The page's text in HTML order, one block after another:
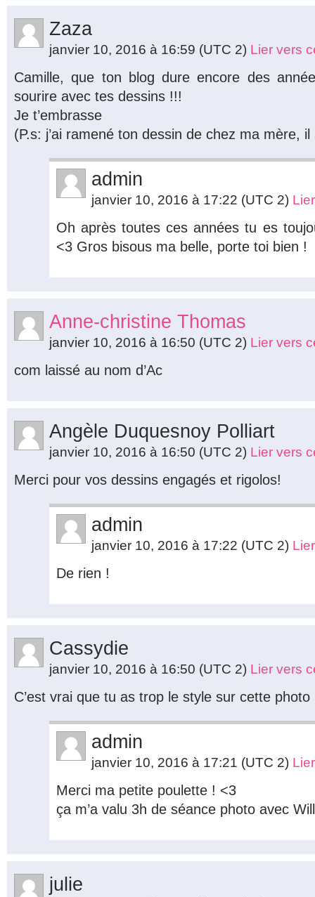
Zaza
janvier 10, 2016 à 16:59 (UTC 2) Lier vers
Camille, que ton blog dure encore des
sourire avec tes dessins !!!
Je t’embrasse
(P.s: j’ai ramené ton dessin de chez ma mère,
admin
janvier 10, 2016 à 17:22 (UTC 2)
Oh après toutes ces années tu es
<3 Gros bisous ma belle, porte toi bien !
Anne-christine Thomas
janvier 10, 2016 à 16:50 (UTC 2) Lier vers
com laissé au nom d’Ac
Angèle Duquesnoy Polliart
janvier 10, 2016 à 16:50 (UTC 2) Lier vers
Merci pour vos dessins engagés et rigolos!
admin
janvier 10, 2016 à 17:22 (UTC 2)
De rien !
Cassydie
janvier 10, 2016 à 16:50 (UTC 2) Lier vers
C’est vrai que tu as trop le style sur cette
admin
janvier 10, 2016 à 17:21 (UTC 2)
Merci ma petite poulette ! <3
ça m’a valu 3h de séance photo avec
julie